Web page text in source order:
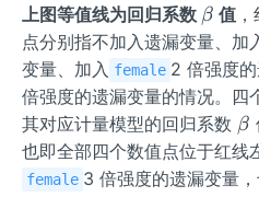
\sim
Z \m
id
\mat
hbf
{X}}
^{2}
上图等值线为回归系数 \b
et
a
β 值
点分别指不加入遗漏变量、加
变量、加入 female 2 倍强度
倍强度的遗漏变量的情况。四
其对应计量模型的回归系数 \b
et
a
β
也即全部四个数值点位于红线
female 3 倍强度的遗漏变量